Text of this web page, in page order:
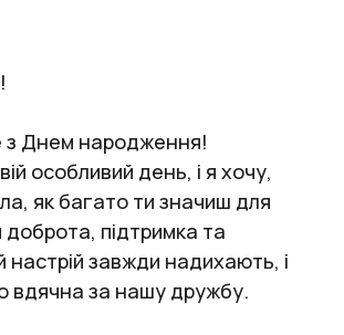
з Днем народження!
особливий день, і я хочу,
як багато ти значиш для
підтримка та
настрій завжди надихають, і
вдячна за нашу дружбу.